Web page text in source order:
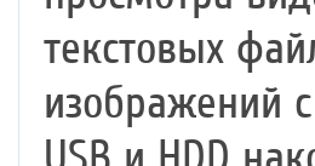
текстовых
изображений